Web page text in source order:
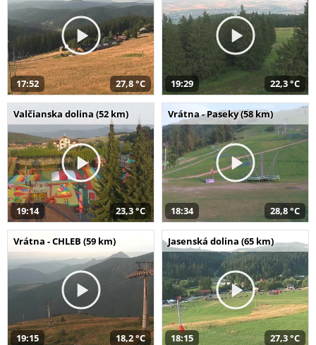
17:52 27,8 °C 19:29 22,3 °C
Valčianska dolina (52 km)
19:14 23,3 °C
Vrátna - Paseky (58 km)
18:34 28,8 °C
Vrátna - CHLEB (59 km)
19:15 18,2 °C
Jasenská dolina (65 km)
18:15 27,3 °C